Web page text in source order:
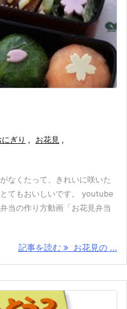
にぎり , お花見 ,
なくたって、きれいに咲いた
てもおいしいです。 youtube
当の作り方動画「お花見弁当
記事を読む お花見の ...